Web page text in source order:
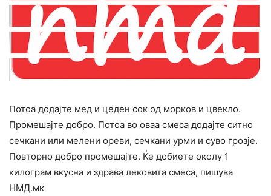
Потоа додајте мед и цеден сок од морков и цвекло.
Промешајте добро. Потоа во оваа смеса додајте ситно
сечкани или мелени ореви, сечкани урми и суво грозје.
Повторно добро промешајте. Ќе добиете околу 1
килограм вкусна и здрава лековита смеса, пишува
НМД.мк